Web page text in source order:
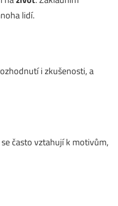
lidí.
i zkušenosti, a
často vztahují k motivům,